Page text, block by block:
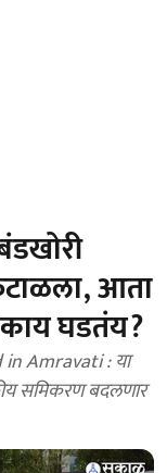
आता
घडतंय?
Amravati : या
समिकरण बदलणार